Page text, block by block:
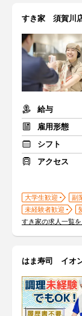
すき家 須賀川
給与
雇用形態
シフト
アクセス
大学生歓迎 副
未経験者歓迎
すき家の求人一覧
はま寿司 イオ